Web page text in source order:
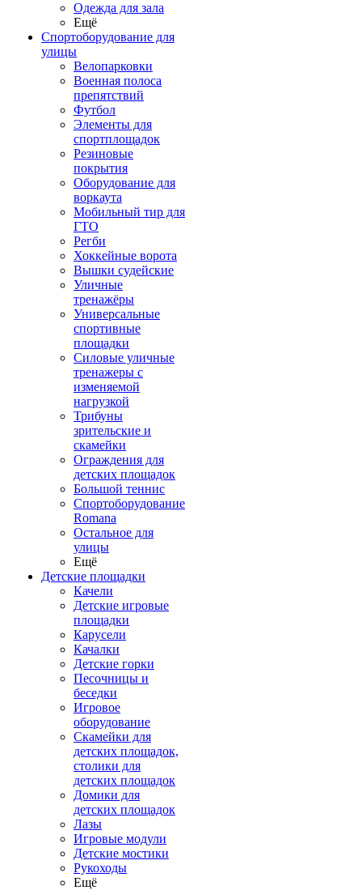
Одежда для зала
Ещё
Спортоборудование для
улицы
Велопарковки
Военная полоса
препятствий
Футбол
Элементы для
спортплощадок
Резиновые
покрытия
Оборудование для
воркаута
Мобильный тир для
ГТО
Регби
Хоккейные ворота
Вышки судейские
Уличные
тренажёры
Универсальные
спортивные
площадки
Силовые уличные
тренажеры с
изменяемой
нагрузкой
Трибуны
зрительские и
скамейки
Ограждения для
детских площадок
Большой теннис
Спортоборудование
Romana
Остальное для
улицы
Ещё
Детские площадки
Качели
Детские игровые
площадки
Карусели
Качалки
Детские горки
Песочницы и
беседки
Игровое
оборудование
Скамейки для
детских площадок,
столики для
детских площадок
Домики для
детских площадок
Лазы
Игровые модули
Детские мостики
Рукоходы
Ещё